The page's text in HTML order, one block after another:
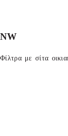
NW
Φίλτρα με σίτα